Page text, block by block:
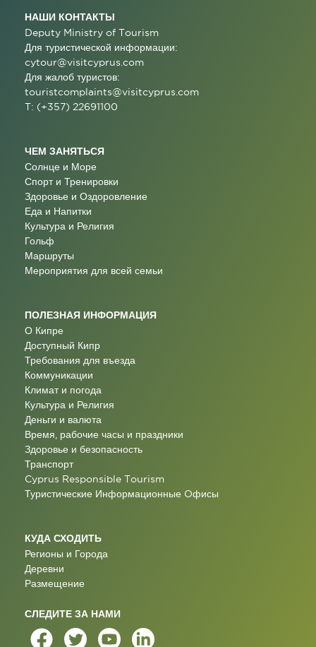
НАШИ КОНТАКТЫ
Deputy Ministry of Tourism
Для туристической информации:
cytour@visitcyprus.com
Для жалоб туристов:
touristcomplaints@visitcyprus.com
T: (+357) 22691100
ЧЕМ ЗАНЯТЬСЯ
Солнце и Море
Спорт и Тренировки
Здоровье и Оздоровление
Еда и Напитки
Культура и Религия
Гольф
Маршруты
Мероприятия для всей семьи
ПОЛЕЗНАЯ ИНФОРМАЦИЯ
О Кипре
Доступный Кипр
Требования для въезда
Коммуникации
Климат и погода
Культура и Религия
Деньги и валюта
Время, рабочие часы и праздники
Здоровье и безопасность
Транспорт
Cyprus Responsible Tourism
Туристические Информационные Oфисы
КУДА СХОДИТЬ
Регионы и Города
Деревни
Размещение
СЛЕДИТЕ ЗА НАМИ